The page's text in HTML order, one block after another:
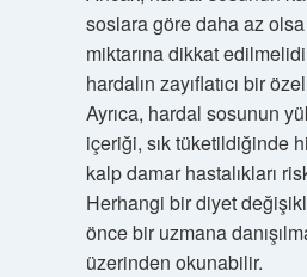
soslara göre daha az
miktarına dikkat
hardalın zayıflatıcı bir
Ayrıca, hardal sosunun
içeriği, sık tüketildiğinde
kalp damar hastalıkları
Herhangi bir diyet
önce bir uzmana
üzerinden okunabilir.